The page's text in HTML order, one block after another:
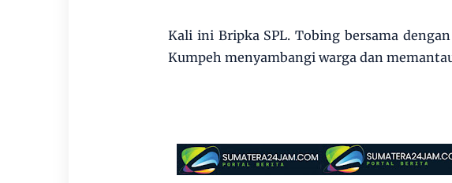
Kali ini Bripka SPL. Tobing bersama
Kumpeh menyambangi warga dan